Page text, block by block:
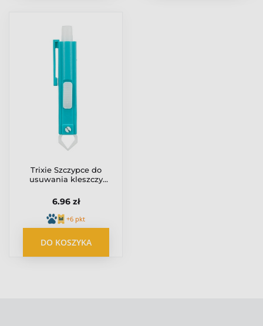
Trixie Szczypce do
usuwania kleszczy
6.96 zł
+6 pkt
DO KOSZYKA